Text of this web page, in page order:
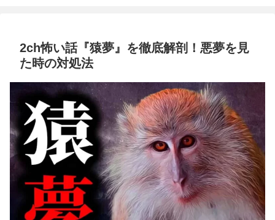
2ch怖い話『猿夢』を徹底解剖！悪夢を見
た時の対処法